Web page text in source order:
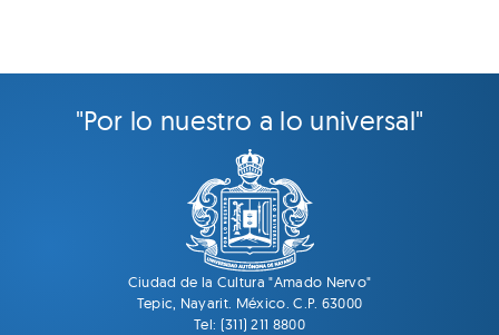
"Por lo nuestro a lo universal"
Ciudad de la Cultura "Amado Nervo"
Tepic, Nayarit. México. C.P. 63000
Tel: (311) 211 8800